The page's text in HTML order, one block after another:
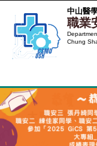
到
主
要
區
中山醫
職業
Chung